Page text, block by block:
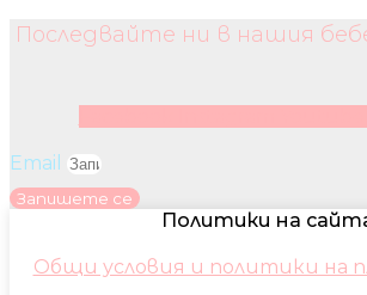
Последвайте ни в нашия
Email
Запишете се
Политики на
Общи условия и политики на